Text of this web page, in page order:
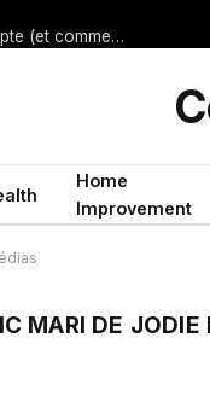
Les erreurs de voyage qui peuvent gâcher un séjour en Égypte (et comment les éviter)
Home
Improvement
MARI DE